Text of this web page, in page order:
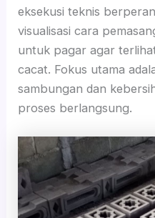
eksekusi teknis
visualisasi cara
untuk pagar agar
cacat. Fokus utama
sambungan dan
proses berlangsung.